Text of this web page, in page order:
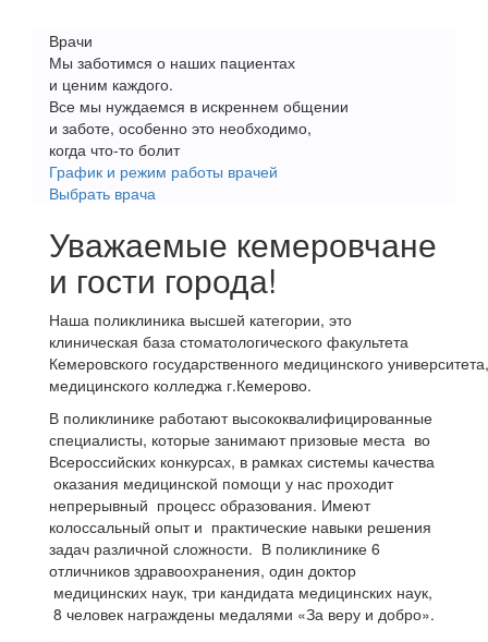
Врачи
Мы заботимся о наших пациентах
и ценим каждого.
Все мы нуждаемся в искреннем общении
и заботе, особенно это необходимо,
когда что-то болит
График и режим работы врачей
Выбрать врача
Уважаемые кемеровчане
и гости города!
Наша поликлиника высшей категории, это
клиническая база стоматологического факультета
Кемеровского государственного медицинского университета,
медицинского колледжа г.Кемерово.
В поликлинике работают высококвалифицированные
специалисты, которые занимают призовые места во
Всероссийских конкурсах, в рамках системы качества
оказания медицинской помощи у нас проходит
непрерывный процесс образования. Имеют
колоссальный опыт и практические навыки решения
задач различной сложности. В поликлинике 6
отличников здравоохранения, один доктор
медицинских наук, три кандидата медицинских наук,
8 человек награждены медалями «За веру и добро».